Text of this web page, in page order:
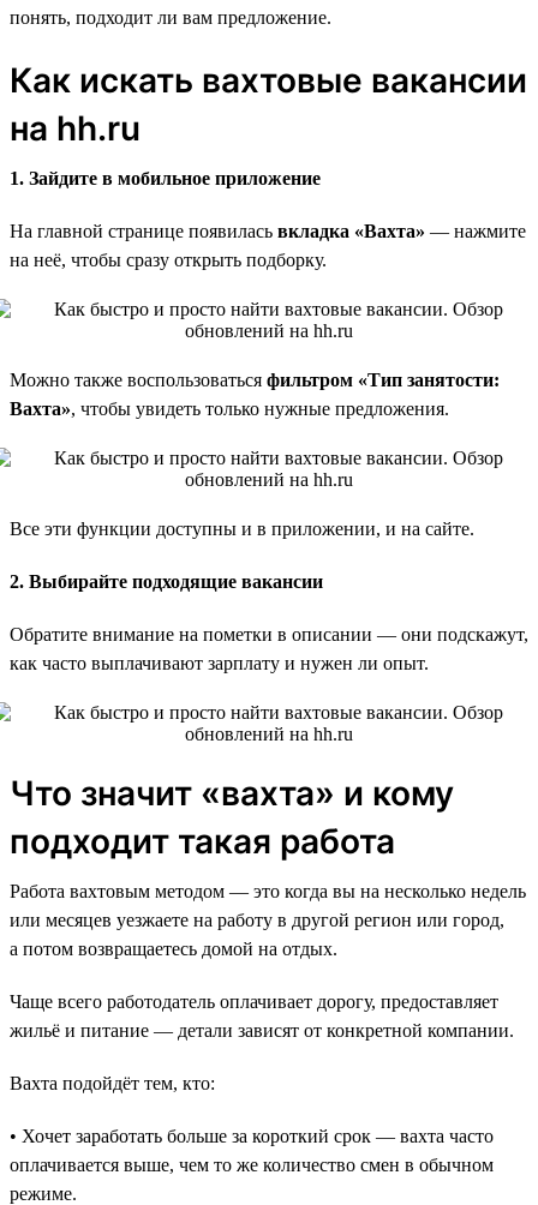
понять, подходит ли вам предложение.
Как искать вахтовые вакансии
на hh.ru
1. Зайдите в мобильное приложение
На главной странице появилась вкладка «Вахта» — нажмите
на неё, чтобы сразу открыть подборку.
Можно также воспользоваться фильтром «Тип занятости:
Вахта», чтобы увидеть только нужные предложения.
Все эти функции доступны и в приложении, и на сайте.
2. Выбирайте подходящие вакансии
Обратите внимание на пометки в описании — они подскажут,
как часто выплачивают зарплату и нужен ли опыт.
Что значит «вахта» и кому
подходит такая работа
Работа вахтовым методом — это когда вы на несколько недель
или месяцев уезжаете на работу в другой регион или город,
а потом возвращаетесь домой на отдых.
Чаще всего работодатель оплачивает дорогу, предоставляет
жильё и питание — детали зависят от конкретной компании.
Вахта подойдёт тем, кто:
• Хочет заработать больше за короткий срок — вахта часто
оплачивается выше, чем то же количество смен в обычном
режиме.